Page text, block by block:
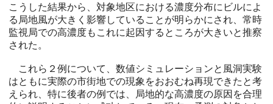
こうした結果から、対象地区における濃度分布にビルによ
る局地風が大きく影響していることが明らかにされ、常時
監視局での高濃度もこれに起因するところが大きいと推察
された。
これら２例について、数値シミュレーションと風洞実験
はともに実際の市街地での現象をおおむね再現できたと考
えられ、特に後者の例では、局地的な高濃度の原因を合理